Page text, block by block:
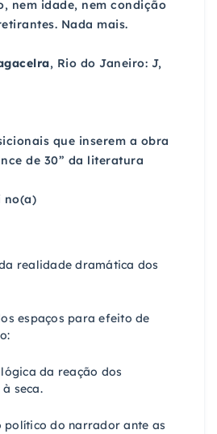
idade, nem condição
Nada mais.
, Rio do Janeiro: J,
que inserem a obra
de 30” da literatura
no(a)
realidade dramática dos
espaços para efeito de
da reação dos
seca.
político do narrador ante as